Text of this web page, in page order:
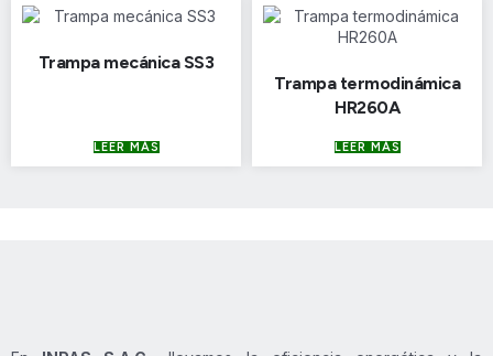
Trampa mecánica SS3
LEER MÁS
Trampa termodinámica
HR260A
LEER MÁS